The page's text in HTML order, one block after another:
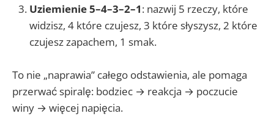
Uziemienie 5–4–3–2–1: nazwij 5 rzeczy, które
widzisz, 4 które czujesz, 3 które słyszysz, 2 które
czujesz zapachem, 1 smak.
To nie „naprawia” całego odstawienia, ale pomaga
przerwać spiralę: bodziec → reakcja → poczucie
winy → więcej napięcia.